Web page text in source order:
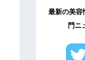
最新の美容
門ニ